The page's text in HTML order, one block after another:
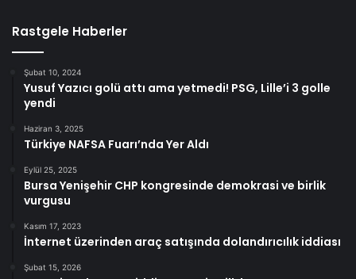
Rastgele Haberler
Şubat 10, 2024
Yusuf Yazıcı golü attı ama yetmedi! PSG, Lille’i 3 golle
yendi
Haziran 3, 2025
Türkiye NAFSA Fuarı’nda Yer Aldı
Eylül 25, 2025
Bursa Yenişehir CHP kongresinde demokrasi ve birlik
vurgusu
Kasım 17, 2023
İnternet üzerinden araç satışında dolandırıcılık iddiası
Şubat 15, 2026